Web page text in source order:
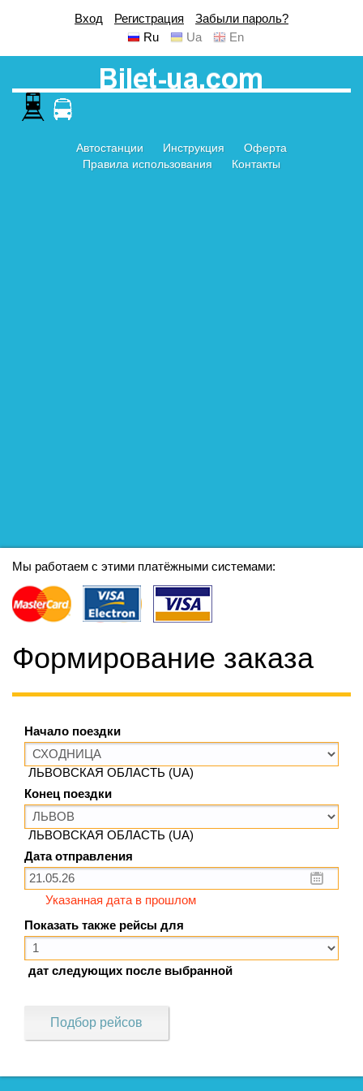
Вход Регистрация
Забыли пароль?
Ru
Ua En
Автостанции Инструкция
Оферта
Правила использования
Контакты
Мы работаем с этими платёжными системами:
Формирование заказа
Начало поездки
ЛЬВОВСКАЯ ОБЛАСТЬ (UA)
Конец поездки
ЛЬВОВСКАЯ ОБЛАСТЬ (UA)
Дата отправления
Указанная дата в прошлом
Показать также рейсы для
дат следующих после выбранной
Подбор рейсов